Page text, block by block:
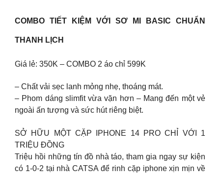
COMBO TIẾT KIỆM VỚI SƠ MI BASIC CHUẨN
THANH LỊCH
Giá lẻ: 350K – COMBO 2 áo chỉ 599K
– Chất vải sẹc lanh mỏng nhẹ, thoáng mát.
– Phom dáng slimfit vừa vặn hơn – Mang đến một vẻ
ngoài ấn tượng và sức hút riêng biệt.
SỞ HỮU MỘT CẶP IPHONE 14 PRO CHỈ VỚI 1
TRIỆU ĐỒNG
Triệu hồi những tín đồ nhà táo, tham gia ngay sự kiện
có 1-0-2 tại nhà CATSA để rinh cặp iphone xịn mịn về